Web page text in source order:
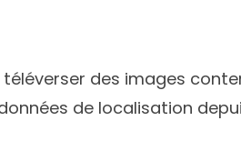
des images
de localisation